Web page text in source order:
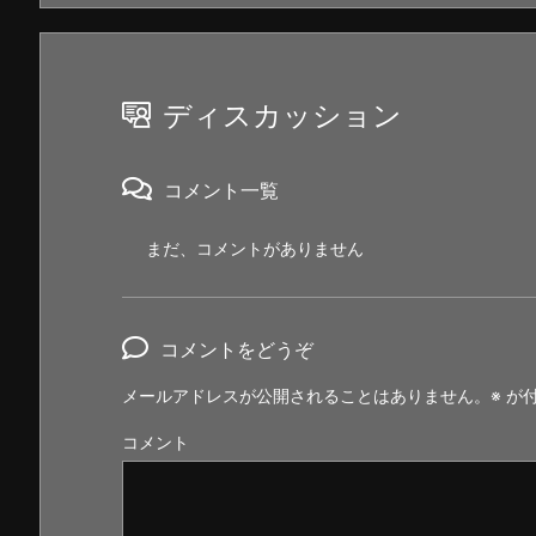
ディスカッション
コメント一覧
まだ、コメントがありません
コメントをどうぞ
メールアドレスが公開されることはありません。 ※ が
コメント